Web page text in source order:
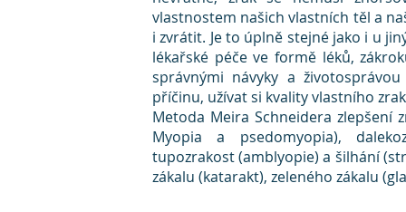
vlastnostem našich vlastních těl a
i zvrátit. Je to úplně stejné jako i u
lékařské péče ve formě léků,
správnými návyky a
příčinu, užívat si kvality vlastního
Metoda Meira Schneidera
Myopia a psedomyopia),
tupozrakost (amblyopie) a šilhání
zákalu (katarakt), zeleného zákalu